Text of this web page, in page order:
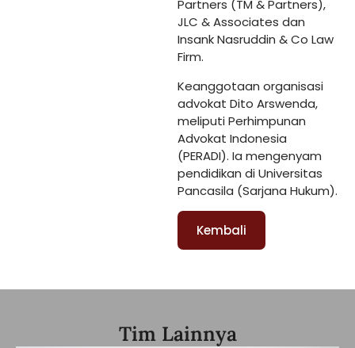
Partners (TM & Partners),
JLC & Associates dan
Insank Nasruddin & Co Law
Firm.
Keanggotaan organisasi
advokat Dito Arswenda,
meliputi Perhimpunan
Advokat Indonesia
(PERADI). Ia mengenyam
pendidikan di Universitas
Pancasila (Sarjana Hukum).
Kembali
Tim Lainnya